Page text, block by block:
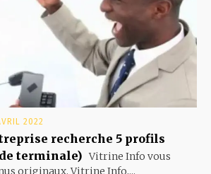
2022
recherche 5 profils
terminale) Vitrine Info vous
originaux. Vitrine Info,...